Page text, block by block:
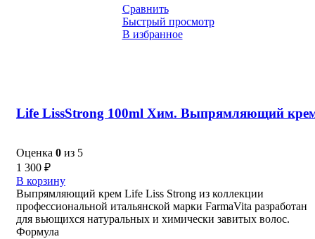
Сравнить
Быстрый просмотр
В избранное
Life LissStrong 100ml Хим. Выпрямляющий
Оценка 0 из 5
1 300 ₽
В корзину
Выпрямляющий крем Life Liss Strong из коллекции
профессиональной итальянской марки FarmaVita разработан
для вьющихся натуральных и химически завитых волос.
Формула